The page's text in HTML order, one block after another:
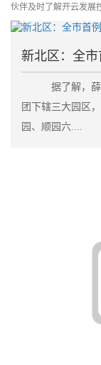
伙伴及时了解开云发展
据了解，薛家
团下辖三大园区
园、顺园六....